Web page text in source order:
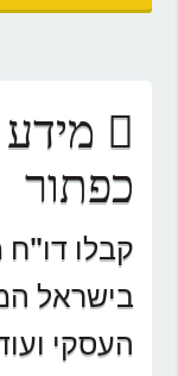
כפתור
קבלו
בישראל
העסקי